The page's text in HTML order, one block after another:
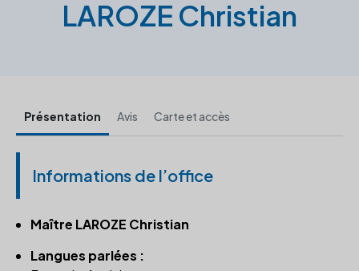
LAROZE Christian
Présentation Avis Carte et accès
Informations de l’office
Maître LAROZE Christian
Langues parlées :